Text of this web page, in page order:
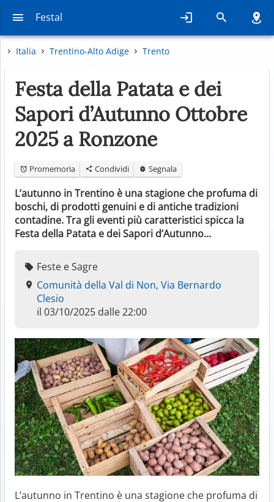
Festal
Italia Trentino-Alto Adige Trento
Festa della Patata e dei
Sapori d’Autunno Ottobre
2025 a Ronzone
Promemoria Condividi Segnala
L’autunno in Trentino è una stagione che profuma di
boschi, di prodotti genuini e di antiche tradizioni
contadine. Tra gli eventi più caratteristici spicca la
Festa della Patata e dei Sapori d’Autunno…
Feste e Sagre
Comunità della Val di Non, Via Bernardo
Clesio
il 03/10/2025 dalle 22:00
L’autunno in Trentino è una stagione che profuma di